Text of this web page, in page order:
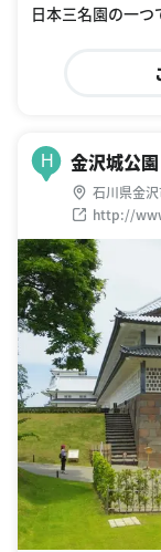
日本三名園の一つ
H 金沢城公園
石川県金沢
http://